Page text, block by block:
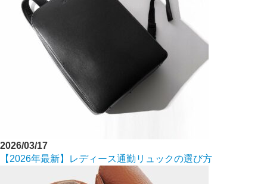
2026/03/17
【2026年最新】レディース通勤リュックの選び方